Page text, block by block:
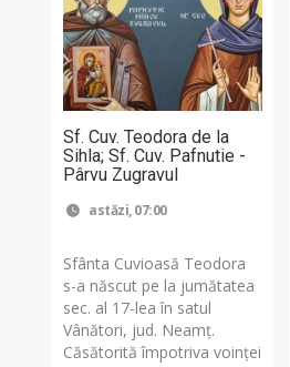
Sf. Cuv. Teodora de la
Sihla; Sf. Cuv. Pafnutie -
Pârvu Zugravul
astăzi, 07:00
Sfânta Cuvioasă Teodora
s-a născut pe la jumătatea
sec. al 17-lea în satul
Vânători, jud. Neamţ.
Căsătorită împotriva voinţei